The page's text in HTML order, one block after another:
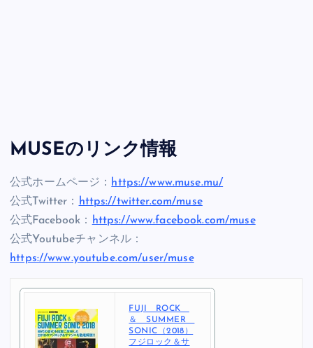
MUSEのリンク情報
公式ホームページ： https://www.muse.mu/
公式Twitter：
https://twitter.com/muse
公式Facebook：
https://www.facebook.com/muse
公式Youtubeチャンネル：
https://www.youtube.com/user/muse
FUJI ROCK
＆ SUMMER
SONIC（2018）
フジロック＆サ